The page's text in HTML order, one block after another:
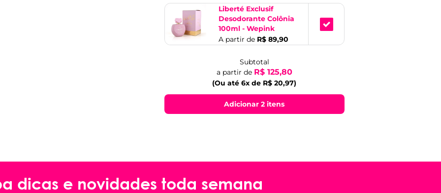
Liberté Exclusif
Desodorante Colônia
100ml - Wepink
A partir de R$ 89,90
Subtotal
a partir de R$ 125,80
(Ou até 6x de R$ 20,97)
Adicionar 2 itens
dicas e novidades toda semana